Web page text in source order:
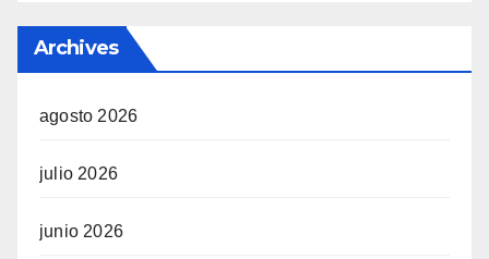
Archives
agosto 2026
julio 2026
junio 2026